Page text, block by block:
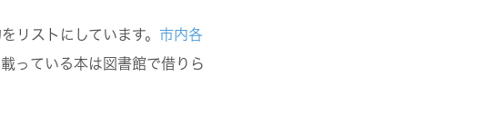
リストにしています。 市内各
っている本は図書館で借りら